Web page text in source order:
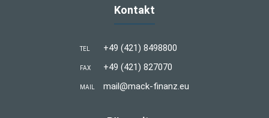
Kontakt
TEL +49 (421) 8498800
FAX +49 (421) 827070
MAIL mail@mack-finanz.eu